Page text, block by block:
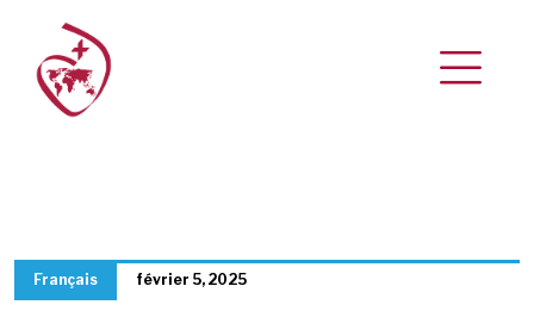
Français février 5, 2025